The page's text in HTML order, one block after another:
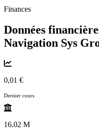
Finances
Données
Navigation Sys
0,01 €
Dernier cours
16.02 M